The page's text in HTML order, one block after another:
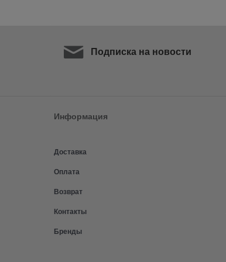
Подписка на новости
Информация
Доставка
Оплата
Возврат
Контакты
Бренды